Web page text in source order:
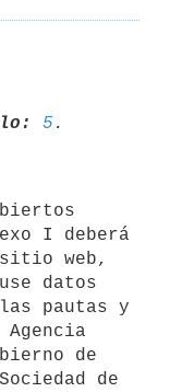
5
I deberá
web,
datos
pautas y
de
de